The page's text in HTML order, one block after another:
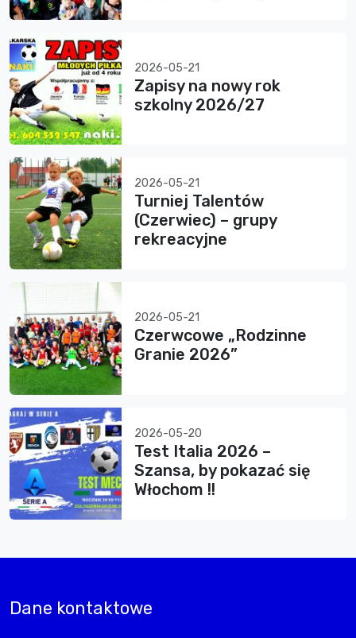
2026-05-21
Zapisy na nowy rok
szkolny 2026/27
2026-05-21
Turniej Talentów
(Czerwiec) – grupy
rekreacyjne
2026-05-21
Czerwcowe „Rodzinne
Granie 2026”
2026-05-20
Test Italia 2026 –
Szansa, by pokazać się
Włochom !!
Dane kontaktowe